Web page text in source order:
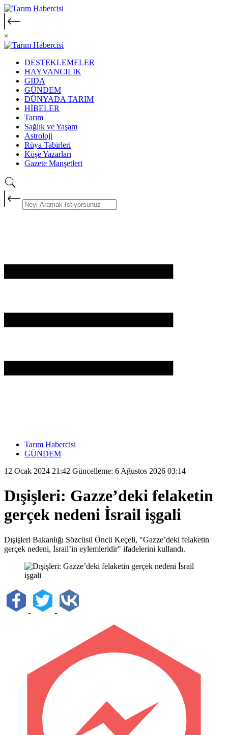
×
DESTEKLEMELER
HAYVANCILIK
GIDA
GÜNDEM
DÜNYADA TARIM
HİBELER
Tarım
Sağlık ve Yaşam
Astroloji
Rüya Tabirleri
Köşe Yazarları
Gazete Manşetleri
Tarım Habercisi
GÜNDEM
12 Ocak 2024 21:42 Güncelleme: 6 Ağustos 2026 03:14
Dışişleri: Gazze’deki felaketin
gerçek nedeni İsrail işgali
Dışişleri Bakanlığı Sözcüsü Öncü Keçeli, "Gazze’deki felaketin
gerçek nedeni, İsrail’in eylemleridir" ifadelerini kullandı.